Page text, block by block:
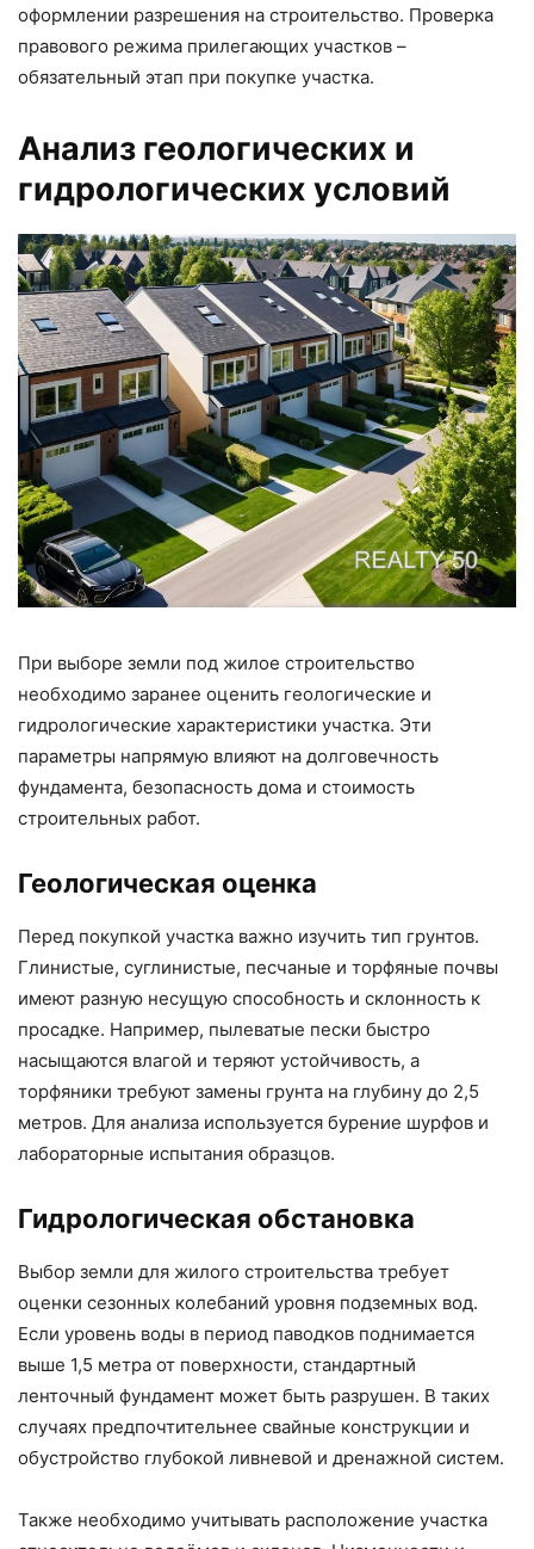
оформлении разрешения на строительство. Проверка
правового режима прилегающих участков –
обязательный этап при покупке участка.
Анализ геологических и
гидрологических условий
При выборе земли под жилое строительство
необходимо заранее оценить геологические и
гидрологические характеристики участка. Эти
параметры напрямую влияют на долговечность
фундамента, безопасность дома и стоимость
строительных работ.
Геологическая оценка
Перед покупкой участка важно изучить тип грунтов.
Глинистые, суглинистые, песчаные и торфяные почвы
имеют разную несущую способность и склонность к
просадке. Например, пылеватые пески быстро
насыщаются влагой и теряют устойчивость, а
торфяники требуют замены грунта на глубину до 2,5
метров. Для анализа используется бурение шурфов и
лабораторные испытания образцов.
Гидрологическая обстановка
Выбор земли для жилого строительства требует
оценки сезонных колебаний уровня подземных вод.
Если уровень воды в период паводков поднимается
выше 1,5 метра от поверхности, стандартный
ленточный фундамент может быть разрушен. В таких
случаях предпочтительнее свайные конструкции и
обустройство глубокой ливневой и дренажной систем.
Также необходимо учитывать расположение участка